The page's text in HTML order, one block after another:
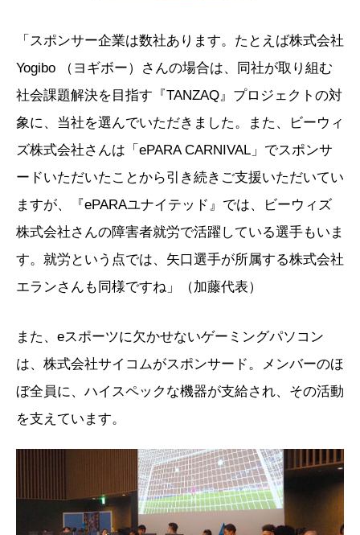
「スポンサー企業は数社あります。たとえば株式会社
Yogibo （ヨギボー）さんの場合は、同社が取り組む
社会課題解決を目指す『TANZAQ』プロジェクトの対
象に、当社を選んでいただきました。また、ビーウィ
ズ株式会社さんは「ePARA CARNIVAL」でスポンサ
ードいただいたことから引き続きご支援いただいてい
ますが、『ePARAユナイテッド』では、ビーウィズ
株式会社さんの障害者就労で活躍している選手もいま
す。就労という点では、矢口選手が所属する株式会社
エランさんも同様ですね」（加藤代表）
また、eスポーツに欠かせないゲーミングパソコン
は、株式会社サイコムがスポンサード。メンバーのほ
ぼ全員に、ハイスペックな機器が支給され、その活動
を支えています。